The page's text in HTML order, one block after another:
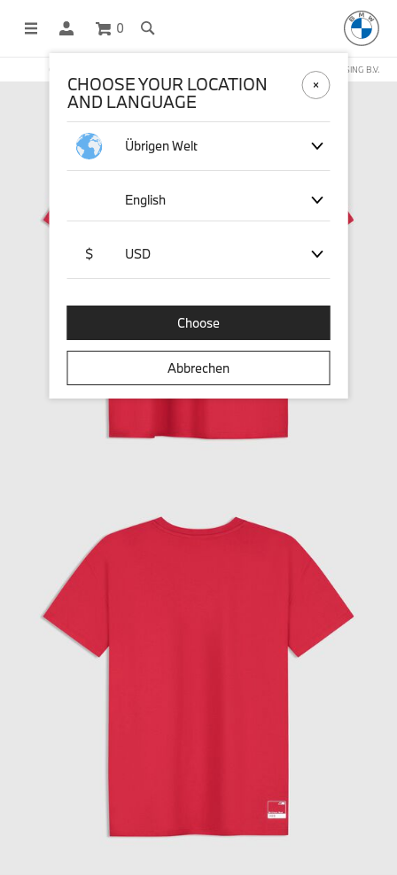
0
OFFICIAL BMW LIFESTYLE SHOP OPERATED BY STICHD SPORTMERCHANDISING B.V.
CHOOSE YOUR LOCATION
AND LANGUAGE
Übrigen Welt
English
$ USD
Choose
Abbrechen